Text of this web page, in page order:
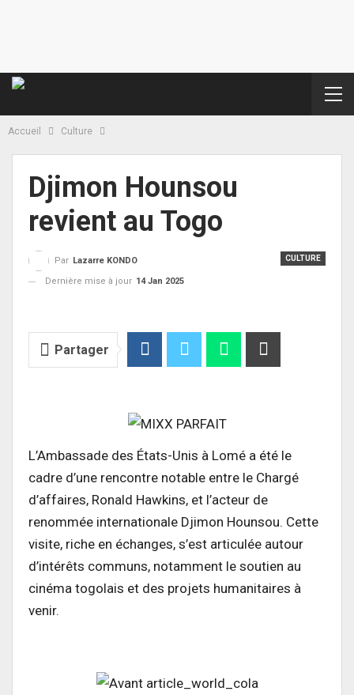
Accueil Culture
Djimon Hounsou
revient au Togo
CULTURE
Par Lazarre KONDO
Dernière mise à jour 14 Jan 2025
Partager
L’Ambassade des États-Unis à Lomé a été le
cadre d’une rencontre notable entre le Chargé
d’affaires, Ronald Hawkins, et l’acteur de
renommée internationale Djimon Hounsou. Cette
visite, riche en échanges, s’est articulée autour
d’intérêts communs, notamment le soutien au
cinéma togolais et des projets humanitaires à
venir.